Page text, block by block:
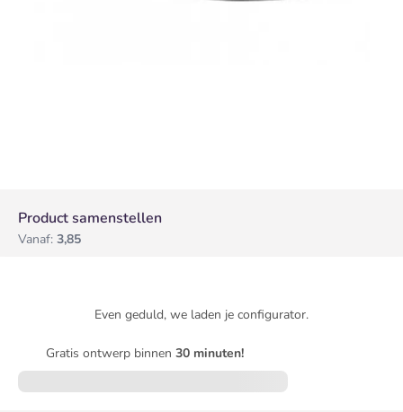
Product samenstellen
Vanaf: 3,85
Even geduld, we laden je configurator.
Gratis ontwerp binnen 30 minuten!